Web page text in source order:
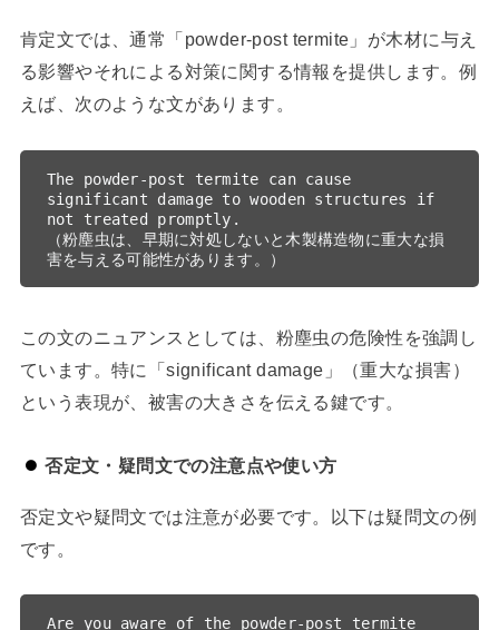
肯定文では、通常「powder-post termite」が木材に与え
る影響やそれによる対策に関する情報を提供します。例
えば、次のような文があります。
The powder-post termite can cause
significant damage to wooden structures if
not treated promptly.
（粉塵虫は、早期に対処しないと木製構造物に重大な損
この文のニュアンスとしては、粉塵虫の危険性を強調し
ています。特に「significant damage」（重大な損害）
という表現が、被害の大きさを伝える鍵です。
否定文・疑問文での注意点や使い方
否定文や疑問文では注意が必要です。以下は疑問文の例
です。
Are you aware of the powder-post termite